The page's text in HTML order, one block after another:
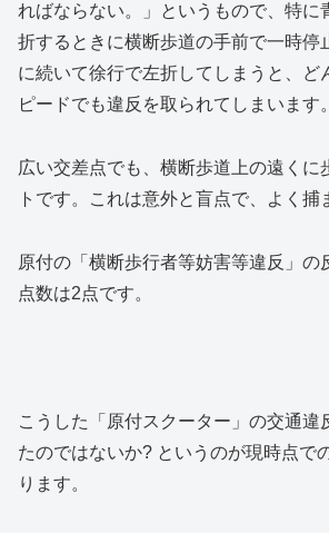
ればならない。」というもので、特に
折するときに横断歩道の手前で一時停
に続いて徐行で左折してしまうと、ど
ピードでも違反を取られてしまいます。
広い交差点でも、横断歩道上の遠くに
トです。これは意外と盲点で、よく捕
原付の「横断歩行者等妨害等違反」の
点数は2点です。
こうした「原付スクーター」の交通違
たのではないか? というのが現時点で
ります。